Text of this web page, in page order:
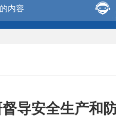

导安全生产和